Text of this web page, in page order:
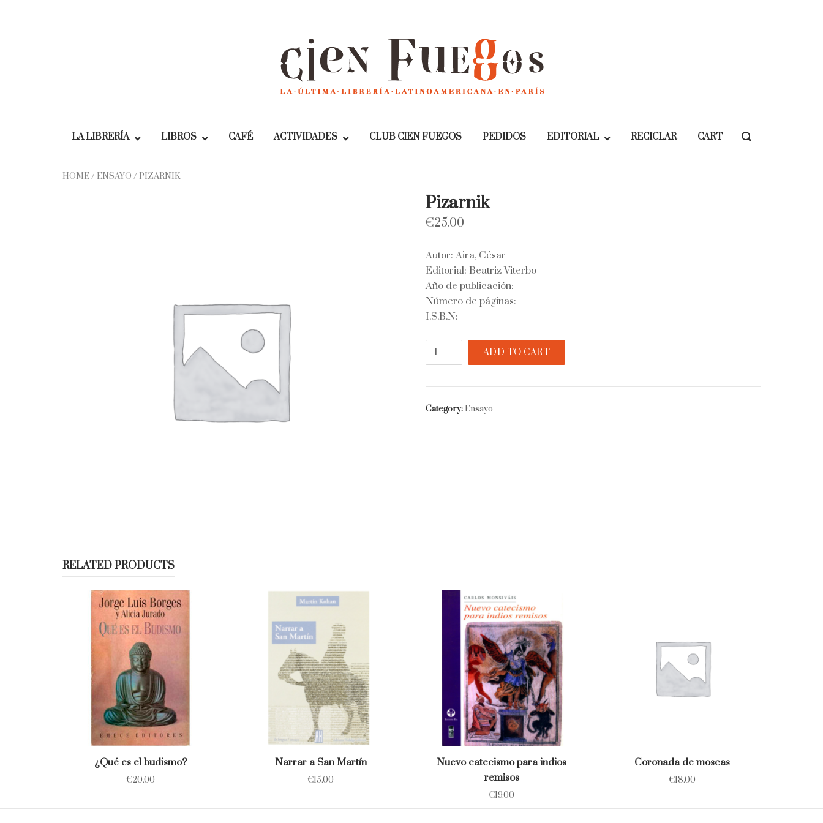
LA LIBRERÍA LIBROS CAFÉ ACTIVIDADES CLUB CIEN FUEGOS PEDIDOS EDITORIAL RECICLAR CART
OPEN
BAR
HOME/ ENSAYO / PIZARNIK
Pizarnik
€25.00
Autor: Aira, César
Editorial: Beatriz Viterbo
Año de publicación:
Número de páginas:
I.S.B.N:
Pizarnik
ADD TO CART
Category:Ensayo
RELATED PRODUCTS
¿Qué es el budismo?
€20.00
Narrar a San Martín
€15.00
Nuevo catecismo para indios
remisos
€19.00
Coronada de moscas
€18.00